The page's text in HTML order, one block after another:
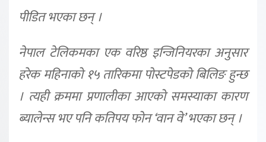
पीडित भएका छन् ।
नेपाल टेलिकमका एक वरिष्ठ इन्जिनियरका अनुसार
हरेक महिनाको १५ तारिकमा पोस्टपेडको बिलिङ हुन्छ
। त्यही क्रममा प्रणालीका आएको समस्याका कारण
ब्यालेन्स भए पनि कतिपय फोन ‘वान वे’ भएका छन् ।